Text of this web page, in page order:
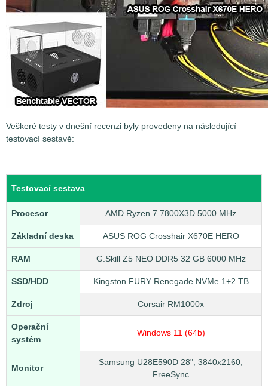
Veškeré testy v dnešní recenzi byly provedeny na následující
testovací sestavě:
Testovací sestava
Procesor AMD Ryzen 7 7800X3D 5000 MHz
Základní deska ASUS ROG Crosshair X670E HERO
RAM G.Skill Z5 NEO DDR5 32 GB 6000 MHz
SSD/HDD Kingston FURY Renegade NVMe 1+2 TB
Zdroj Corsair RM1000x
Operační
systém
Windows 11 (64b)
Monitor
Samsung U28E590D 28", 3840x2160,
FreeSync